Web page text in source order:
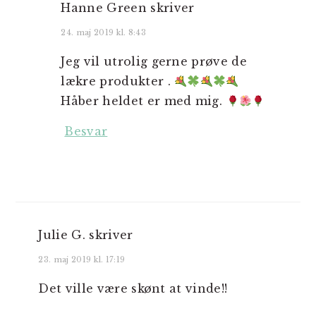
Hanne Green skriver
24. maj 2019 kl. 8:43
Jeg vil utrolig gerne prøve de
lækre produkter .
Håber heldet er med mig.
Besvar
Julie G. skriver
23. maj 2019 kl. 17:19
Det ville være skønt at vinde!!